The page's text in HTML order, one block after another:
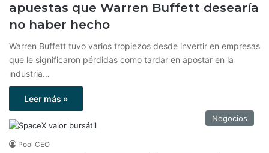
apuestas que Warren Buffett desearía
no haber hecho
Warren Buffett tuvo varios tropiezos desde invertir en empresas
que le significaron pérdidas como tardar en apostar en la
industria…
Leer más »
Negocios
Pool CEO